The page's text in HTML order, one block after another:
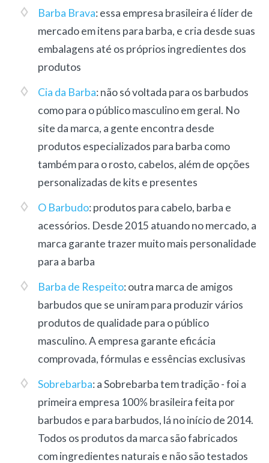
Barba Brava: essa empresa brasileira é líder de
mercado em itens para barba, e cria desde suas
embalagens até os próprios ingredientes dos
produtos
Cia da Barba: não só voltada para os barbudos
como para o público masculino em geral. No
site da marca, a gente encontra desde
produtos especializados para barba como
também para o rosto, cabelos, além de opções
personalizadas de kits e presentes
O Barbudo: produtos para cabelo, barba e
acessórios. Desde 2015 atuando no mercado, a
marca garante trazer muito mais personalidade
para a barba
Barba de Respeito: outra marca de amigos
barbudos que se uniram para produzir vários
produtos de qualidade para o público
masculino. A empresa garante eficácia
comprovada, fórmulas e essências exclusivas
Sobrebarba: a Sobrebarba tem tradição - foi a
primeira empresa 100% brasileira feita por
barbudos e para barbudos, lá no início de 2014.
Todos os produtos da marca são fabricados
com ingredientes naturais e não são testados